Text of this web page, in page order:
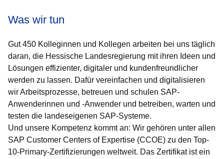
Was wir tun
Gut 450 Kolleginnen und Kollegen arbeiten bei uns täglich
daran, die Hessische Landesregierung mit ihren Ideen und
Lösungen effizienter, digitaler und kundenfreundlicher
werden zu lassen. Dafür vereinfachen und digitalisieren
wir Arbeitsprozesse, betreuen und schulen SAP-
Anwenderinnen und -Anwender und betreiben, warten und
testen die landeseigenen SAP-Systeme.
Und unsere Kompetenz kommt an: Wir gehören unter allen
SAP Customer Centers of Expertise (CCOE) zu den Top-
10-Primary-Zertifizierungen weltweit. Das Zertifikat ist ein